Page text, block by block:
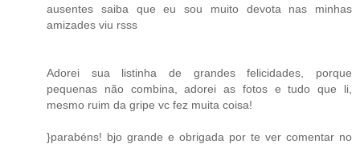
ausentes saiba que eu sou muito devota nas minhas
amizades viu rsss
Adorei sua listinha de grandes felicidades, porque
pequenas não combina, adorei as fotos e tudo que li,
mesmo ruim da gripe vc fez muita coisa!
}parabéns! bjo grande e obrigada por te ver comentar no